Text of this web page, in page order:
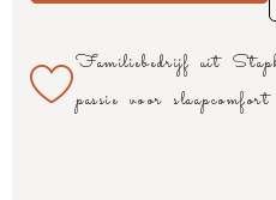
Familiebedrijf uit
passie voor slaapcomfort